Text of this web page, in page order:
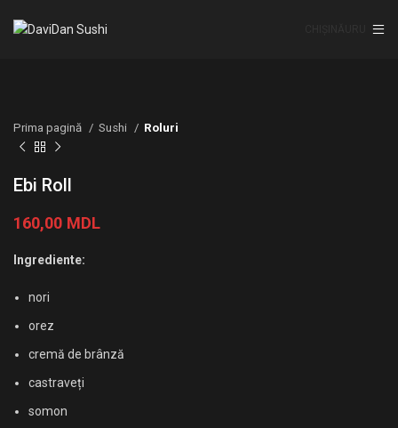
Prima pagină Sushi Roluri
Ebi Roll
160,00 MDL
Ingrediente:
nori
orez
cremă de brânză
castraveți
somon